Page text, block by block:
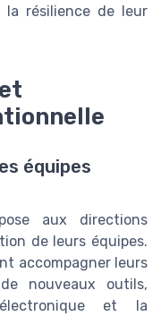
résilience de leur
équipes
aux directions
de leurs équipes.
accompagner leurs
nouveaux outils,
et la